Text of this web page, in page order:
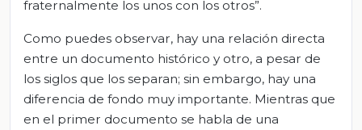
fraternalmente los unos con los otros”.
Como puedes observar, hay una relación directa
entre un documento histórico y otro, a pesar de
los siglos que los separan; sin embargo, hay una
diferencia de fondo muy importante. Mientras que
en el primer documento se habla de una